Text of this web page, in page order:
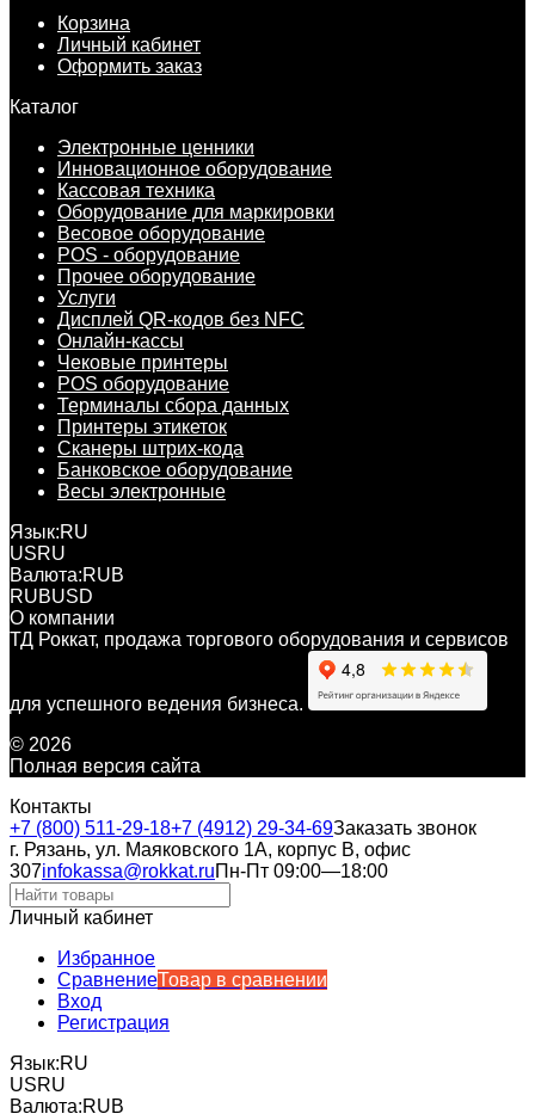
Корзина
Личный кабинет
Оформить заказ
Каталог
Электронные ценники
Инновационное оборудование
Кассовая техника
Оборудование для маркировки
Весовое оборудование
POS - оборудование
Прочее оборудование
Услуги
Дисплей QR-кодов без NFC
Онлайн-кассы
Чековые принтеры
POS оборудование
Терминалы сбора данных
Принтеры этикеток
Сканеры штрих-кода
Банковское оборудование
Весы электронные
Язык:RU
USRU
Валюта:RUB
RUBUSD
О компании
ТД Роккат, продажа торгового оборудования и сервисов
для успешного ведения бизнеса.
© 2026
Полная версия сайта
Контакты
+7 (800) 511-29-18+7 (4912) 29-34-69Заказать звонок
г. Рязань, ул. Маяковского 1А, корпус B, офис
307infokassa@rokkat.ruПн-Пт 09:00—18:00
Личный кабинет
Избранное
СравнениеТовар в сравнении
Вход
Регистрация
Язык:RU
USRU
Валюта:RUB